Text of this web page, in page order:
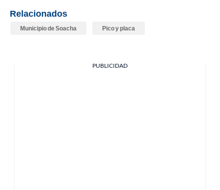
Relacionados
Municipio de Soacha Pico y placa
PUBLICIDAD